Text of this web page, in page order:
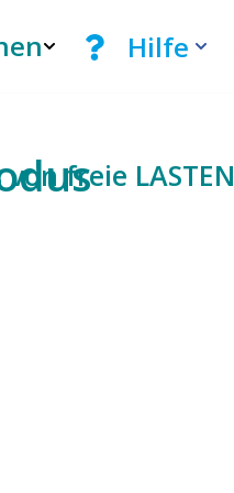
Hilfe
von freie LASTEN